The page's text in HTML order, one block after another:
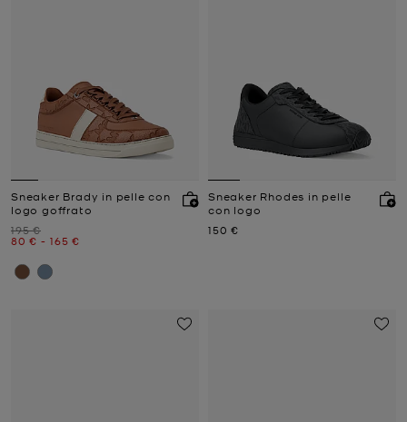
Sneaker Brady in pelle con
logo goffrato
Prezzo iniziale
195 €
Prezzo attuale
80 € -
a Prezzo attuale
165 €
Sneaker Rhodes in pelle
con logo
Prezzo attuale
150 €